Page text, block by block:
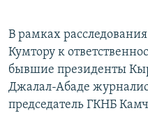
В рамках
Кумтору к
бывшие президенты
Джалал-Абаде
председатель ГКНБ